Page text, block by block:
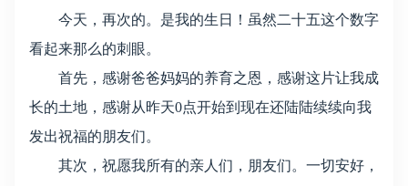
今天，再次的。是我的生日！虽然二十五这个数字
看起来那么的刺眼。
首先，感谢爸爸妈妈的养育之恩，感谢这片让我成
长的土地，感谢从昨天0点开始到现在还陆陆续续向我
发出祝福的朋友们。
其次，祝愿我所有的亲人们，朋友们。一切安好，